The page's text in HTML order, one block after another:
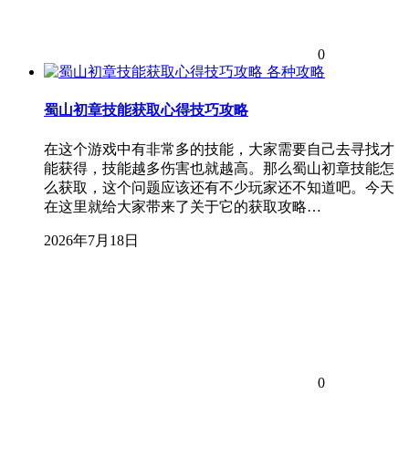
0
各种攻略
蜀山初章技能获取心得技巧攻略
在这个游戏中有非常多的技能，大家需要自己去寻找才
能获得，技能越多伤害也就越高。那么蜀山初章技能怎
么获取，这个问题应该还有不少玩家还不知道吧。今天
在这里就给大家带来了关于它的获取攻略…
2026年7月18日
0